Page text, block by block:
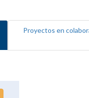
Proyectos en